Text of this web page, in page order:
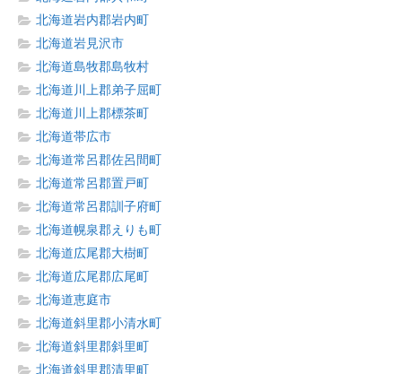
北海道岩内郡岩内町
北海道岩見沢市
北海道島牧郡島牧村
北海道川上郡弟子屈町
北海道川上郡標茶町
北海道帯広市
北海道常呂郡佐呂間町
北海道常呂郡置戸町
北海道常呂郡訓子府町
北海道幌泉郡えりも町
北海道広尾郡大樹町
北海道広尾郡広尾町
北海道恵庭市
北海道斜里郡小清水町
北海道斜里郡斜里町
北海道斜里郡清里町